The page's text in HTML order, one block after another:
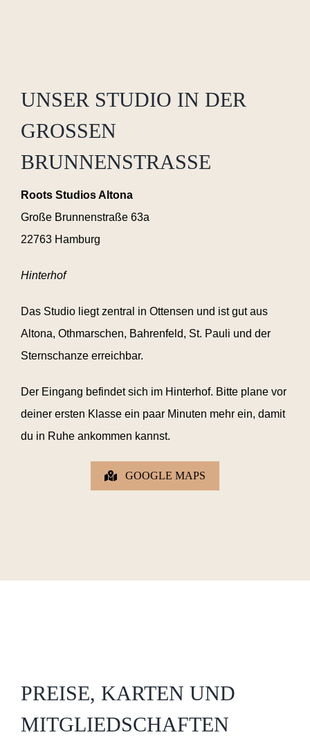
UNSER STUDIO IN DER
GROSSEN B
RUNNENSTRASSE
Roots Studios Altona
Große Brunnenstraße 63a
22763 Hamburg
Hinterhof
Das Studio liegt zentral in Ottensen und ist gut aus
Altona, Othmarschen, Bahrenfeld, St. Pauli und der
Sternschanze erreichbar.
Der Eingang befindet sich im Hinterhof. Bitte plane vor
deiner ersten Klasse ein paar Minuten mehr ein, damit
du in Ruhe ankommen kannst.
GOOGLE MAPS
PREISE, KARTEN UND
MITGLIEDSCHAFTEN